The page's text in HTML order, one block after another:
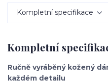
Kompletní specifikace
Kompletní
Ručně vyráběný kožený
každém detailu